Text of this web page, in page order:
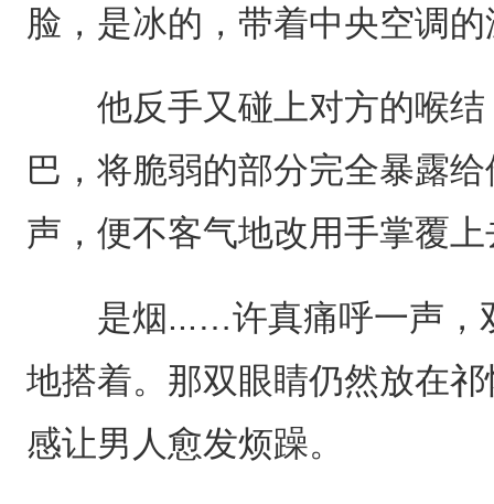
脸，是冰的，带着中央空调
他反手又碰上对方的喉结
巴，将脆弱的部分完全暴露
声，便不客气地改用手掌覆
是烟...…许真痛呼一声，
地搭着。那双眼睛仍然放在
感让男人愈发烦躁。